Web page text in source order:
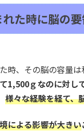
た時に脳の
時、その脳の容量
1,500ｇなのに対し
様々な経験を経て、
による影響が大きい